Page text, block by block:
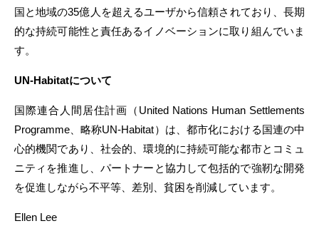
国と地域の35億人を超えるユーザから信頼されており、長期
的な持続可能性と責任あるイノベーションに取り組んでいま
す。
UN-Habitatについて
国際連合人間居住計画（United Nations Human Settlements
Programme、略称UN-Habitat）は、都市化における国連の中
心的機関であり、社会的、環境的に持続可能な都市とコミュ
ニティを推進し、パートナーと協力して包括的で強靭な開発
を促進しながら不平等、差別、貧困を削減しています。
Ellen Lee